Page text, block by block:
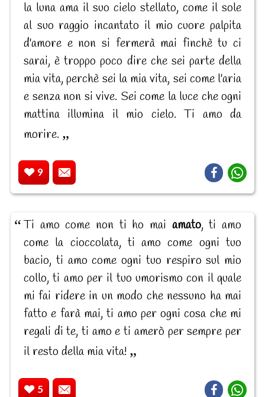
la luna ama il suo cielo stellato, come il sole
al suo raggio incantato il mio cuore palpita
d'amore e non si fermerà mai finchè tu ci
sarai, è troppo poco dire che sei parte della
mia vita, perchè sei la mia vita, sei come l'aria
e senza non si vive. Sei come la luce che ogni
mattina illumina il mio cielo. Ti amo da
morire.
9
Ti amo come non ti ho mai amato, ti amo
come la cioccolata, ti amo come ogni tuo
bacio, ti amo come ogni tuo respiro sul mio
collo, ti amo per il tuo umorismo con il quale
mi fai ridere in un modo che nessuno ha mai
fatto e farà mai, ti amo per ogni cosa che mi
regali di te, ti amo e ti amerò per sempre per
il resto della mia vita!
5